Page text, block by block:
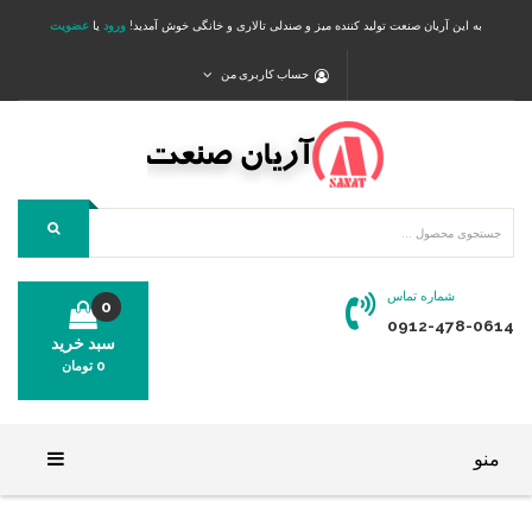
به این آریان صنعت تولید کننده میز و صندلی تالاری و خانگی خوش آمدید! ورود یا عضویت
حساب کاربری من
شماره تماس
0912-478-0614
سبد خرید
0
0 تومان
منو